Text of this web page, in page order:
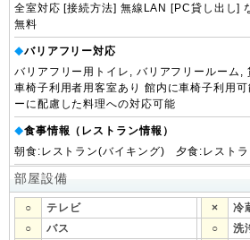
全室対応 [接続方法] 無線LAN [PC貸し出し]
無料
◆バリアフリー対応
バリアフリー用トイレ, バリアフリールーム,
車椅子利用者用客室あり 館内に車椅子利用
ーに配慮した料理への対応可能
◆食事情報（レストラン情報）
朝食:レストラン(バイキング) 夕食:レストラ
部屋設備
○ テレビ ×
冷
○
バス ○
洗